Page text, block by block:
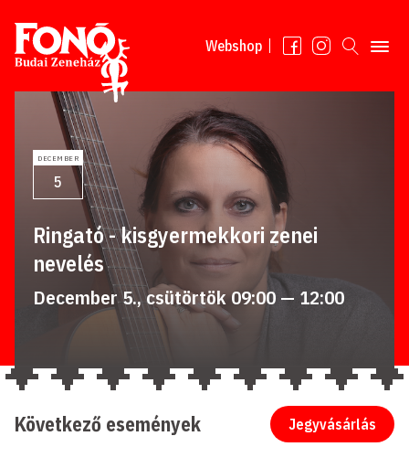
Tovább a tartalomhoz
Webshop
DECEMBER
5
Ringató - kisgyermekkori zenei
nevelés
December 5., csütörtök 09:00 — 12:00
Jegyvásárlás
Következő események